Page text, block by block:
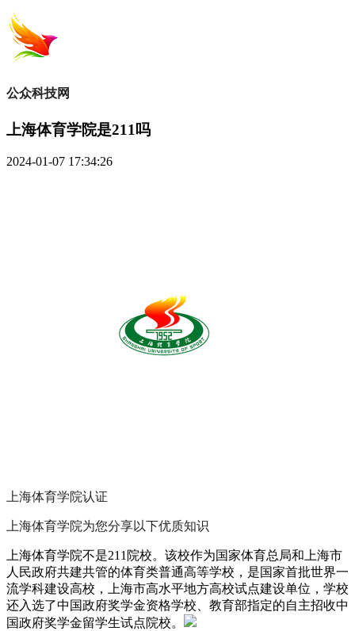
公众科技网
上海体育学院是211吗
2024-01-07 17:34:26
上海体育学院认证
上海体育学院为您分享以下优质知识
上海体育学院不是211院校。该校作为国家体育总局和上海市
人民政府共建共管的体育类普通高等学校，是国家首批世界一
流学科建设高校，上海市高水平地方高校试点建设单位，学校
还入选了中国政府奖学金资格学校、教育部指定的自主招收中
国政府奖学金留学生试点院校。